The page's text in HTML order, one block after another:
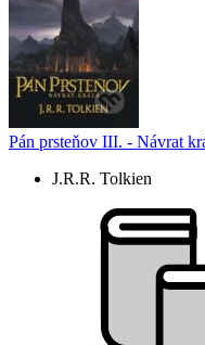
Pán prsteňov III. - Návrat
J.R.R. Tolkien